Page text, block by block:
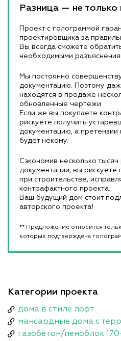
Разница — не только
Проект с голограммой
проектировщика за
Вы всегда сможете
необходимыми
Мы постоянно
документацию. Поэтому
находятся в продаже
обновленные чертежи.
Если же вы покупаете
рискуете получить
документацию, а претензии
будет некому.
Сэкономив несколько
документации, вы рискуете
при строительстве,
контрафактного проекта.
Ваш будущий дом стоит
авторского проекта!
** Предложение относится
которых подтверждена
Категории проекта
дома в стиле лофт
мансардные дома с
газобетон/пеноблок